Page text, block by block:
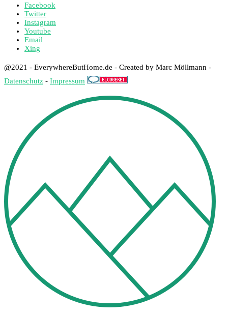
Facebook
Twitter
Instagram
Youtube
Email
Xing
@2021 - EverywhereButHome.de - Created by Marc Möllmann -
Datenschutz - Impressum